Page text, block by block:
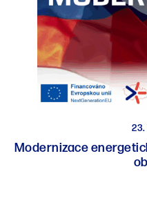
23.
Modernizace